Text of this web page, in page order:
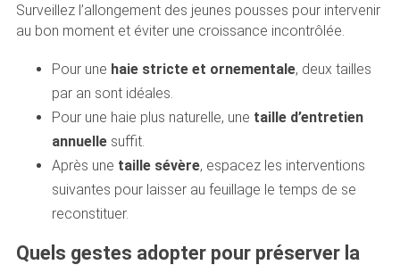
Surveillez l’allongement des jeunes pousses pour intervenir
au bon moment et éviter une croissance incontrôlée.
Pour une haie stricte et ornementale, deux tailles
par an sont idéales.
Pour une haie plus naturelle, une taille d’entretien
annuellesuffit.
Après une taille sévère, espacez les interventions
suivantes pour laisser au feuillage le temps de se
reconstituer.
Quels gestes adopter pour préserver la